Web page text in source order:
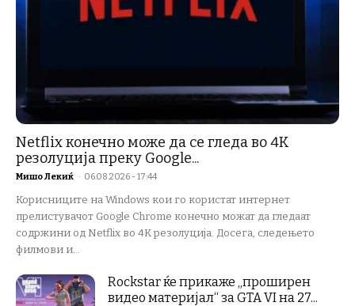
Netflix конечно може да се гледа во 4K
резолуција преку Google...
Мишо Лекиќ - 06.08.2026 - 17:44
Корисниците на Windows кои го користат интернет
прелистувачот Google Chrome конечно можат да гледаат
содржини од Netflix во 4K резолуција. Досега, следењето
филмови и...
Rockstar ќе прикаже „проширен
видео материјал“ за GTA VI на 27...